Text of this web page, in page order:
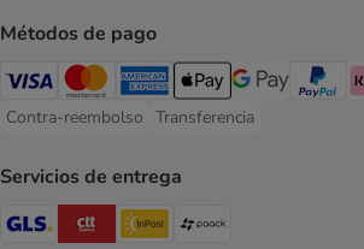
Métodos de pago
Visa Payment Method
Mastercard Payment Method
American Express Payment
Apple Pay Payment
Google PayPayPal
Contra-reembolso
Contra-reembolso Payment Method
Transferencia
Transferencia Payment
Servicios de entrega
GLS Shipping Method
CTTExpress Shipping Method
InPost Shipping Method